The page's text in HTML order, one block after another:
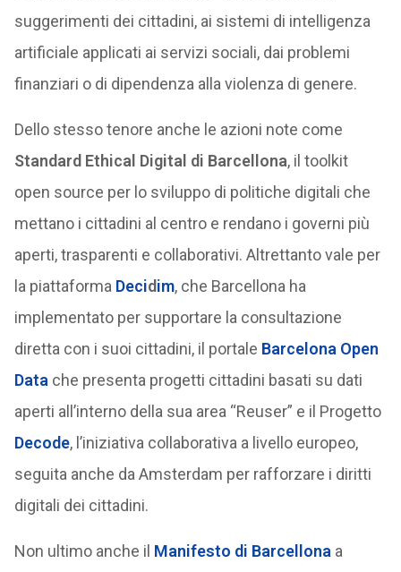
suggerimenti dei cittadini, ai sistemi di intelligenza
artificiale applicati ai servizi sociali, dai problemi
finanziari o di dipendenza alla violenza di genere.
Dello stesso tenore anche le azioni note come
Standard Ethical Digital di Barcellona, il toolkit
open source per lo sviluppo di politiche digitali che
mettano i cittadini al centro e rendano i governi più
aperti, trasparenti e collaborativi. Altrettanto vale per
la piattaforma Decidim, che Barcellona ha
implementato per supportare la consultazione
diretta con i suoi cittadini, il portale Barcelona Open
Data che presenta progetti cittadini basati su dati
aperti all’interno della sua area “Reuser” e il Progetto
Decode, l’iniziativa collaborativa a livello europeo,
seguita anche da Amsterdam per rafforzare i diritti
digitali dei cittadini.
Non ultimo anche il Manifesto di Barcellona a